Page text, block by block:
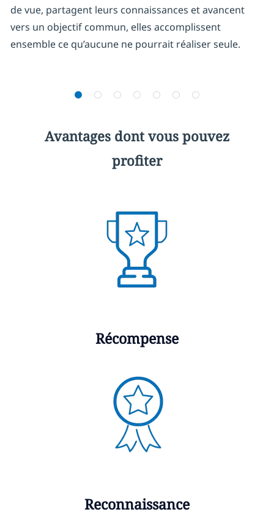
de vue, partagent leurs connaissances et avancent
vers un objectif commun, elles accomplissent
ensemble ce qu’aucune ne pourrait réaliser seule.
Avantages dont vous pouvez
profiter
Récompense
Reconnaissance